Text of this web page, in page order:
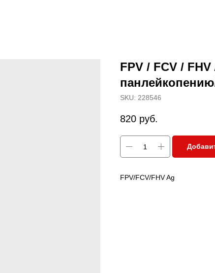
FPV / FCV /
SKU: 228546
820 руб.
FPV/FCV/FHV Ag